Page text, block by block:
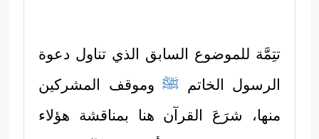
تتِمَّة للموضوع السابق الذي تناول دعوة
الرسول الخاتم ﷺ وموقف المشركين
منها، شرَعَ القرآن هنا بمناقشة هؤلاء